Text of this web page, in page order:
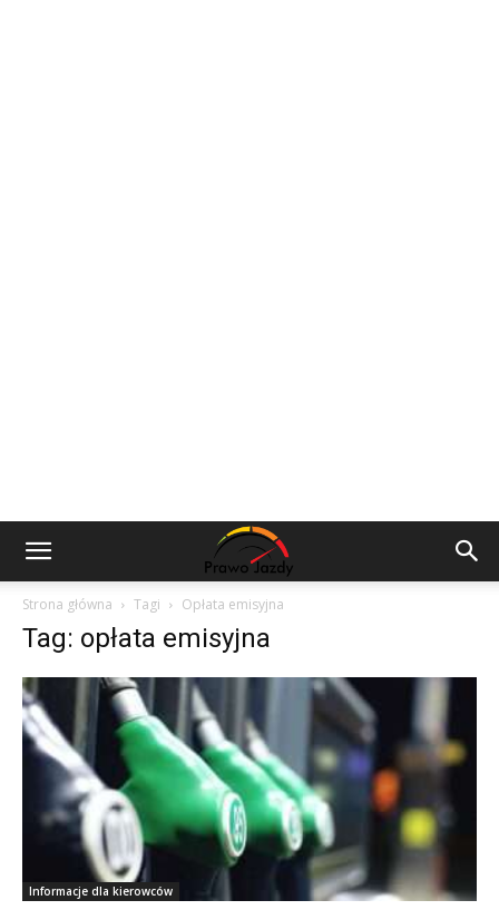
Strona główna Tagi Opłata emisyjna
Tag: opłata emisyjna
Informacje dla kierowców